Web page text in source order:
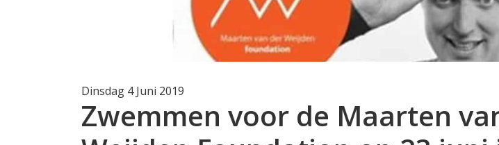
Dinsdag 4 Juni 2019
Zwemmen voor de Maarten